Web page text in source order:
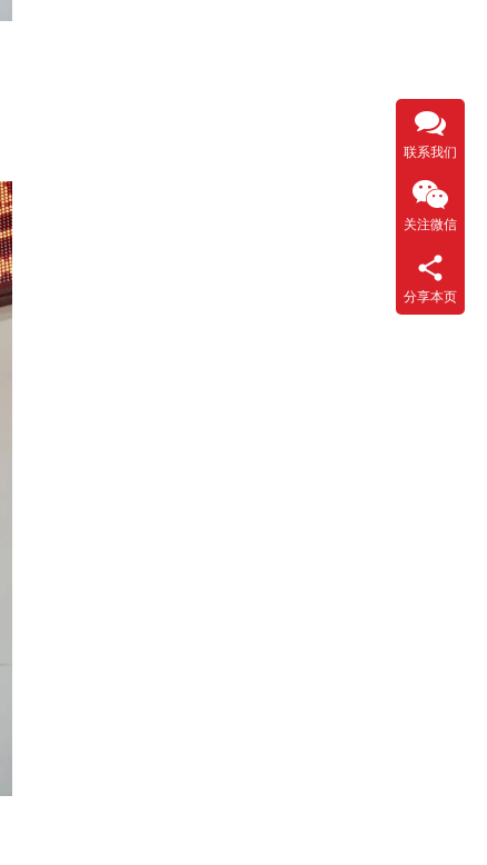
联系我们
关注微信
分享本页